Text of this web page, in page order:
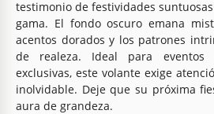
testimonio de festividades
gama. El fondo oscuro emana
acentos dorados y los patrones
de realeza. Ideal para
exclusivas, este volante exige
inolvidable. Deje que su próxima
aura de grandeza.